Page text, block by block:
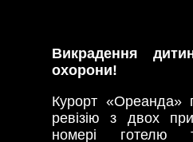
Викрадення
охорони!
Курорт «Ореанда»
ревізію з двох
номері готелю